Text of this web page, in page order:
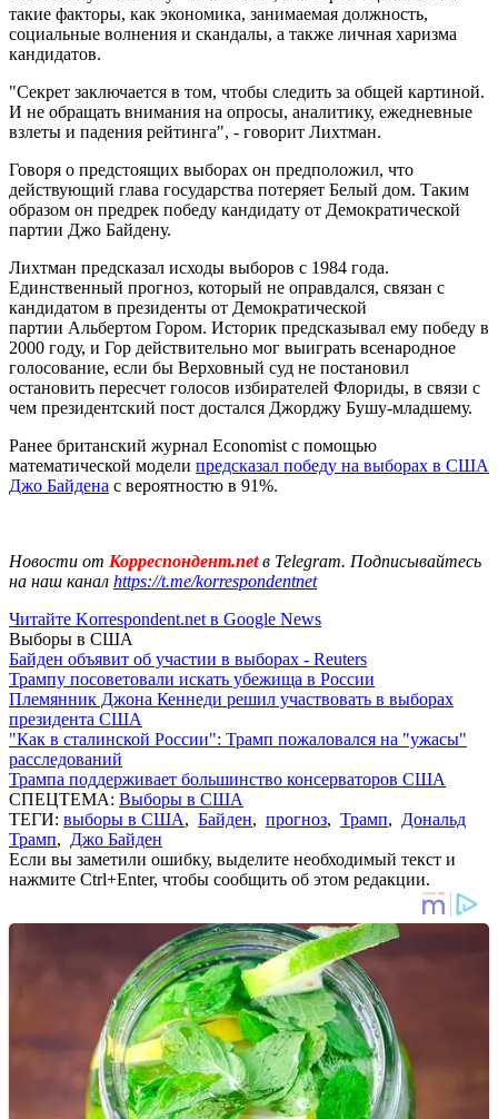
такие факторы, как экономика, занимаемая должность,
социальные волнения и скандалы, а также личная харизма
кандидатов.
"Секрет заключается в том, чтобы следить за общей картиной.
И не обращать внимания на опросы, аналитику, ежедневные
взлеты и падения рейтинга", - говорит Лихтман.
Говоря о предстоящих выборах он предположил, что
действующий глава государства потеряет Белый дом. Таким
образом он предрек победу кандидату от Демократической
партии Джо Байдену.
Лихтман предсказал исходы выборов с 1984 года.
Единственный прогноз, который не оправдался, связан с
кандидатом в президенты от Демократической
партии Альбертом Гором. Историк предсказывал ему победу в
2000 году, и Гор действительно мог выиграть всенародное
голосование, если бы Верховный суд не постановил
остановить пересчет голосов избирателей Флориды, в связи с
чем президентский пост достался Джорджу Бушу-младшему.
Ранее британский журнал Economist с помощью
математической модели предсказал победу на выборах в США
Джо Байдена с вероятностю в 91%.
Новости от Корреспондент.netв Telegram. Подписывайтесь
на наш канал https://t.me/korrespondentnet
Читайте Korrespondent.net в Google News
Выборы в США
Байден объявит об участии в выборах - Reuters
Трампу посоветовали искать убежища в России
Племянник Джона Кеннеди решил участвовать в выборах
президента США
"Как в сталинской России": Трамп пожаловался на "ужасы"
расследований
Трампа поддерживает большинство консерваторов США
СПЕЦТЕМА: Выборы в США
ТЕГИ: выборы в США, Байден, прогноз, Трамп, Дональд
Трамп, Джо Байден
Если вы заметили ошибку, выделите необходимый текст и
нажмите Ctrl+Enter, чтобы сообщить об этом редакции.